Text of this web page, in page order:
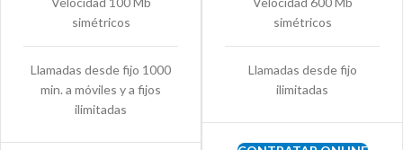
simétricos
Llamadas desde fijo 1000
min. a móviles y a fijos
ilimitadas
simétricos
Llamadas desde fijo
ilimitadas